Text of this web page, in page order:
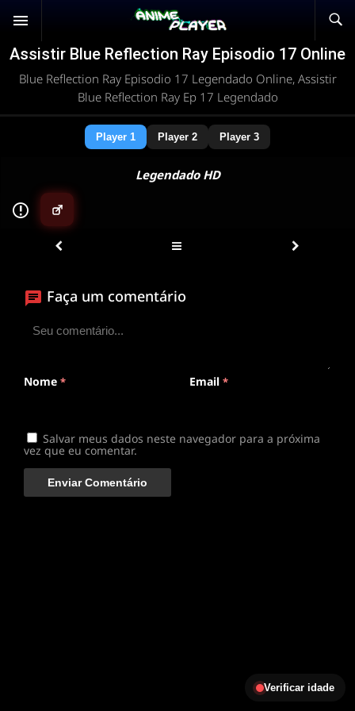
Assistir Blue Reflection Ray Episodio 17 Online
Blue Reflection Ray Episodio 17 Legendado Online, Assistir
Blue Reflection Ray Ep 17 Legendado
Player 1 Player 2 Player 3
Clique para assistir
Legendado HD
Faça um comentário
Nome * Email *
Salvar meus dados neste navegador para a próxima
vez que eu comentar.
Verificar idade